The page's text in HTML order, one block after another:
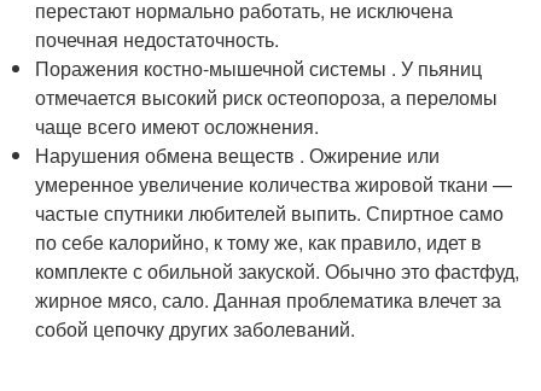
перестают нормально работать, не исключена
почечная недостаточность.
Поражения костно-мышечной системы . У пьяниц
отмечается высокий риск остеопороза, а переломы
чаще всего имеют осложнения.
Нарушения обмена веществ . Ожирение или
умеренное увеличение количества жировой ткани —
частые спутники любителей выпить. Спиртное само
по себе калорийно, к тому же, как правило, идет в
комплекте с обильной закуской. Обычно это фастфуд,
жирное мясо, сало. Данная проблематика влечет за
собой цепочку других заболеваний.